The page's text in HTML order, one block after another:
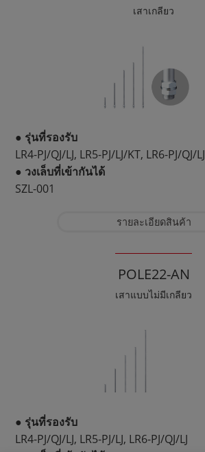
เสาเกลียว
● รุ่นที่รองรับ
LR4-PJ/QJ/LJ, LR5-PJ/LJ/KT, LR6-PJ/QJ/LJ
● วงเล็บที่เข้ากันได้
SZL-001
รายละเอียดสินค้า
POLE22-AN
เสาแบบไม่มีเกลียว
● รุ่นที่รองรับ
LR4-PJ/QJ/LJ, LR5-PJ/LJ, LR6-PJ/QJ/LJ